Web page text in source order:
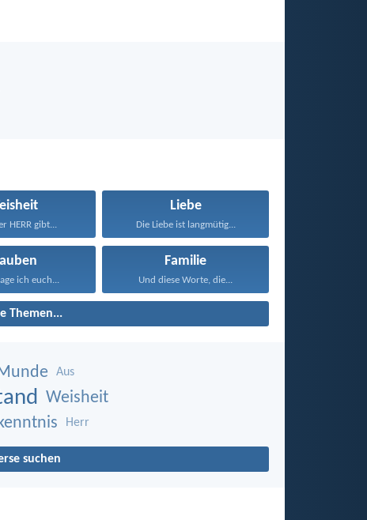
HERR gibt...
Liebe
Die Liebe ist langmütig...
ich euch...
Familie
Und diese Worte, die...
Themen...
Aus
Weisheit
Herr
suchen